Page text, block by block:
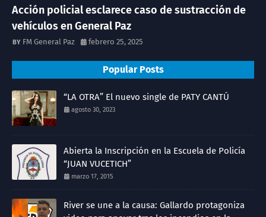
Acción policial esclarece caso de sustracción de
vehículos en General Paz
FM General Paz febrero 25, 2025
Popular Posts
“LA OTRA” El nuevo single de PATY CANTÚ
agosto 30, 2023
Abierta la Inscripción en la Escuela de Policía
“JUAN VUCETICH”
marzo 17, 2015
River se une a la causa: Gallardo protagoniza